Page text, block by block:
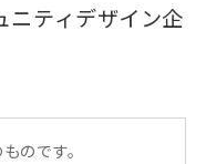
ニティデザイン企
のです。